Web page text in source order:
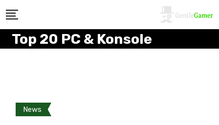
Top 20 PC & Konsole
News